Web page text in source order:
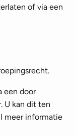
of via een
een door
U kan dit ten
meer informatie